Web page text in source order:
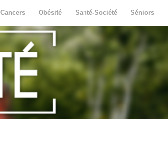
Cancers Obésité Santé-Société Séniors